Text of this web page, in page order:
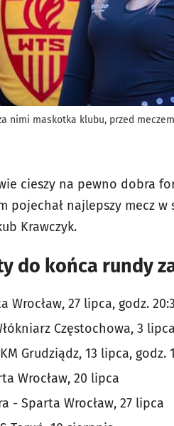
nimi maskotka klubu, przed
cieszy na pewno dobra
pojechał najlepszy mecz
Krawczyk.
do końca rundy
Wrocław, 27 lipca, godz.
Częstochowa, 3
Grudziądz, 13 lipca, godz.
Wrocław, 20 lipca
- Sparta Wrocław, 27 lipca